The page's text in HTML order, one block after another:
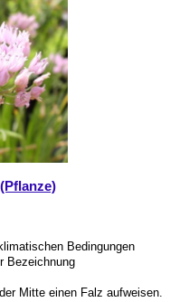
Bedingungen
Bezeichnung
Mitte einen Falz aufweisen.